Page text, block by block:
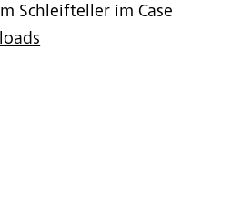
Schleifteller im Case